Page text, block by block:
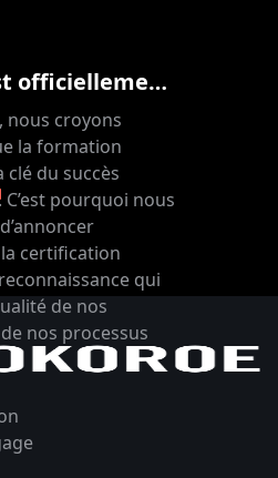
Kokoroe est officiellement certifié Qualiopi !
nous croyons
la formation
clé du succès
pourquoi nous
certification
qui
de nos
nos processus